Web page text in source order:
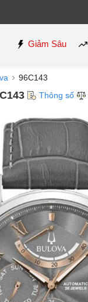
Giảm Sâu
96C143
Thông số